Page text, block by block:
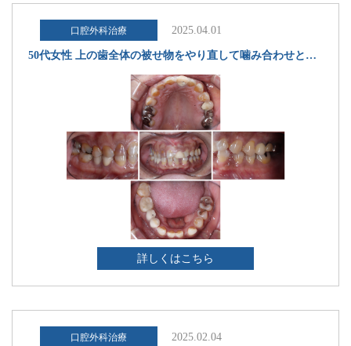
口腔外科治療 2025.04.01
50代女性 上の歯全体の被せ物をやり直して噛み合わせと見た目を改善した症例
詳しくはこちら
口腔外科治療 2025.02.04